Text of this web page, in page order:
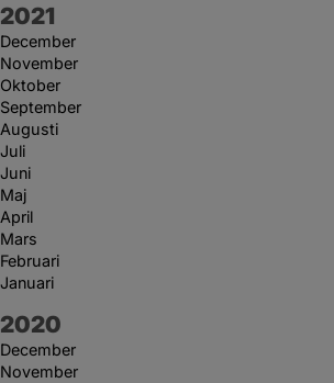
År:
2021
December
November
Oktober
September
Augusti
Juli
Juni
Maj
April
Mars
Februari
Januari
År:
2020
December
November